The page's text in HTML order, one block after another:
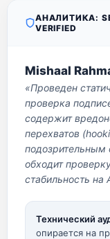
АНАЛИТИКА:
VERIFIED
Mishaal
«Проведен
проверка
содержит
перехватов
обходит
стабильность на
Технический
опирается на